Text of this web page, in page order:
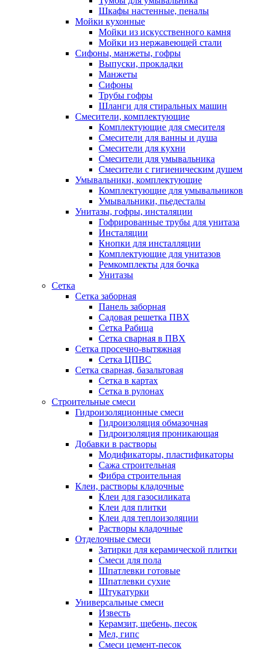
Шкафы настенные, пеналы
Мойки кухонные
Мойки из искусственного камня
Мойки из нержавеющей стали
Сифоны, манжеты, гофры
Выпуски, прокладки
Манжеты
Сифоны
Трубы гофры
Шланги для стиральных машин
Смесители, комплектующие
Комплектующие для смесителя
Смесители для ванны и душа
Смесители для кухни
Смесители для умывальника
Смесители с гигиеническим душем
Умывальники, комплектующие
Комплектующие для умывальников
Умывальники, пьедесталы
Унитазы, гофры, инсталяции
Гофрированные трубы для унитаза
Инсталяции
Кнопки для инсталляции
Комплектующие для унитазов
Ремкомплекты для бочка
Унитазы
Сетка
Сетка заборная
Панель заборная
Садовая решетка ПВХ
Сетка Рабица
Сетка сварная в ПВХ
Сетка просечно-вытяжная
Сетка ЦПВС
Сетка сварная, базальтовая
Сетка в картах
Сетка в рулонах
Строительные смеси
Гидроизоляционные смеси
Гидроизоляция обмазочная
Гидроизоляция проникающая
Добавки в растворы
Модификаторы, пластификаторы
Сажа строительная
Фибра строительная
Клеи, растворы кладочные
Клеи для газосиликата
Клеи для плитки
Клеи для теплоизоляции
Растворы кладочные
Отделочные смеси
Затирки для керамической плитки
Смеси для пола
Шпатлевки готовые
Шпатлевки сухие
Штукатурки
Универсальные смеси
Известь
Керамзит, щебень, песок
Мел, гипс
Смеси цемент-песок